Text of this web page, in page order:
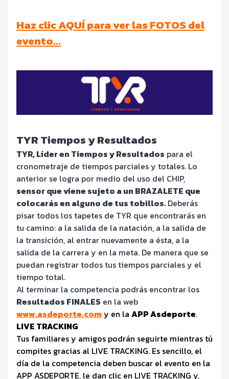
Haz clic AQUÍ para ver las FOTOS del
evento…
TYR Tiempos y Resultados
TYR, Líder en Tiempos y Resultados para el
cronometraje de tiempos parciales y totales. Lo
anterior se logra por medio del uso del CHIP,
sensor que viene sujeto a un BRAZALETE que
colocarás en alguno de tus tobillos.Deberás
pisar todos los tapetes de TYR que encontrarás en
tu camino: a la salida de la natación, a la salida de
la transición, al entrar nuevamente a ésta, a la
salida de la carrera y en la meta. De manera que se
puedan registrar todos tus tiempos parciales y el
tiempo total.
Al terminar la competencia podrás encontrar los
Resultados FINALES en la web
www.asdeporte.com y en la APP Asdeporte.
LIVE TRACKING
Tus familiares y amigos podrán seguirte mientras tú
compites gracias al LIVE TRACKING. Es sencillo, el
día de la competencia deben buscar el evento en la
APP ASDEPORTE, le dan clic en LIVE TRACKING y,